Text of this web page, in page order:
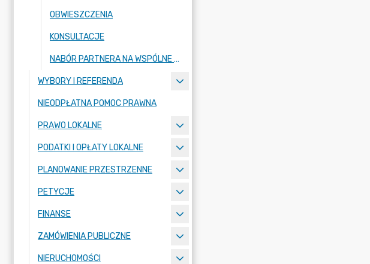
OBWIESZCZENIA
KONSULTACJE
NABÓR PARTNERA NA WSPÓLNE PRZYGOTOWANIE I REALIZACJĘ PROJEKTU
WYBORY I REFERENDA
NIEODPŁATNA POMOC PRAWNA
PRAWO LOKALNE
PODATKI I OPŁATY LOKALNE
PLANOWANIE PRZESTRZENNE
PETYCJE
FINANSE
ZAMÓWIENIA PUBLICZNE
NIERUCHOMOŚCI